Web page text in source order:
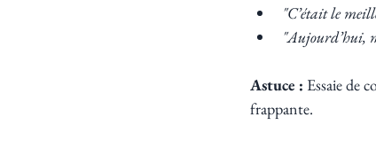
"C’était le
"Aujourd’hui,
Astuce : Essaie de
frappante.